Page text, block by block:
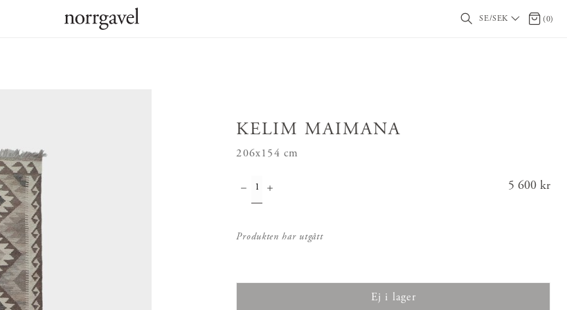
SE/SEK 0 (0)
KELIM MAIMANA
206x154 cm
Pris:
5 600 kr
Produkten har utgått
Ej i lager